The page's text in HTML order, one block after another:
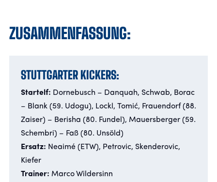
ZUSAMMENFASSUNG:
STUTTGARTER KICKERS:
Startelf: Dornebusch – Danquah, Schwab, Borac
– Blank (59. Udogu), Lockl, Tomić, Frauendorf (88.
Zaiser) – Berisha (80. Fundel), Mauersberger (59.
Schembri) – Faß (80. Unsöld)
Ersatz: Neaimé (ETW), Petrovic, Skenderovic,
Kiefer
Trainer: Marco Wildersinn